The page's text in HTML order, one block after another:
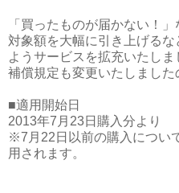
「買ったものが届かない！
対象額を大幅に引き上げる
ようサービスを拡充いたしま
補償規定も変更いたしました
■適用開始日
2013年7月23日購入分より
※7月22日以前の購入につい
用されます。